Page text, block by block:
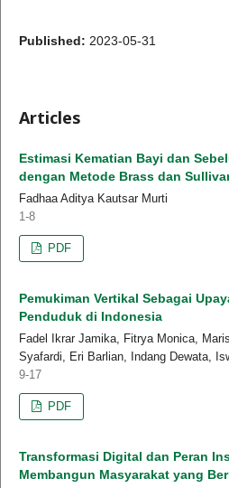
Published: 2023-05-31
Articles
Estimasi Kematian Bayi dan
dengan Metode Brass dan
Fadhaa Aditya Kautsar Murti
1-8
PDF
Pemukiman Vertikal Sebagai
Penduduk di Indonesia
Fadel Ikrar Jamika, Fitrya Monica,
Syafardi, Eri Barlian, Indang Dewata,
9-17
PDF
Transformasi Digital dan Peran
Membangun Masyarakat yang